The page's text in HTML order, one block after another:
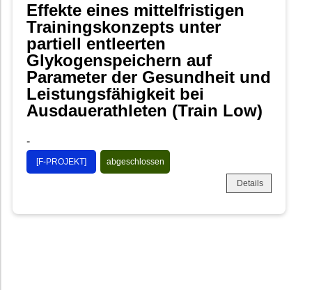
Effekte eines mittelfristigen
Trainingskonzepts unter
partiell entleerten
Glykogenspeichern auf
Parameter der Gesundheit und
Leistungsfähigkeit bei
Ausdauerathleten (Train Low)
-
[F-PROJEKT] abgeschlossen
Details